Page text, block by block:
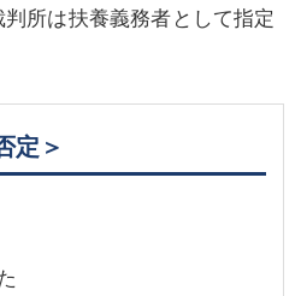
所は扶養義務者として指定
定＞